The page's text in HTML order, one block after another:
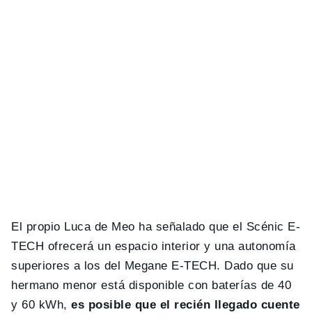
El propio Luca de Meo ha señalado que el Scénic E-
TECH ofrecerá un espacio interior y una autonomía
superiores a los del Megane E-TECH. Dado que su
hermano menor está disponible con baterías de 40
y 60 kWh,es posible que el recién llegado cuente